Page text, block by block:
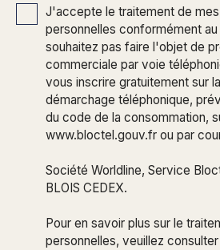
J'accepte le traitement de
personnelles conformément au
souhaitez pas faire l'objet de
commerciale par voie
vous inscrire gratuitement sur
démarchage téléphonique,
du code de la consommation,
www.bloctel.gouv.fr ou par
Société Worldline, Service
BLOIS CEDEX.
Pour en savoir plus sur le
personnelles, veuillez